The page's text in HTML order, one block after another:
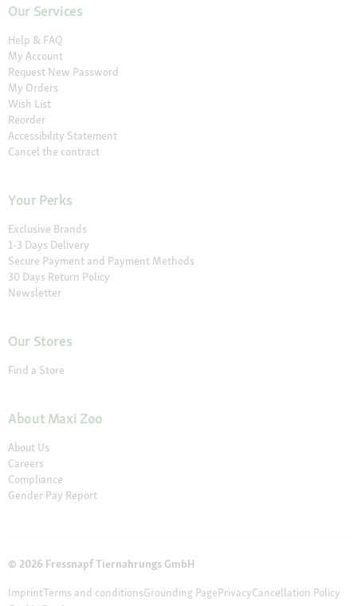
Our Services
Help & FAQ
My Account
Request New Password
My Orders
Wish List
Reorder
Accessibility Statement
Cancel the contract
Your Perks
Exclusive Brands
1-3 Days Delivery
Secure Payment and Payment Methods
30 Days Return Policy
Newsletter
Our Stores
Find a Store
About Maxi Zoo
About Us
Careers
Compliance
Gender Pay Report
© 2026 Fressnapf Tiernahrungs GmbH
ImprintTerms and conditionsGrounding PagePrivacyCancellation Policy